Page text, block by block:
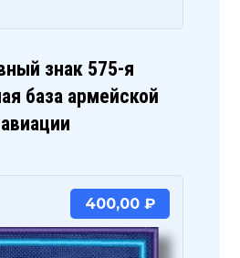
знак 575-я
база армейской
авиации
400,00 ₽